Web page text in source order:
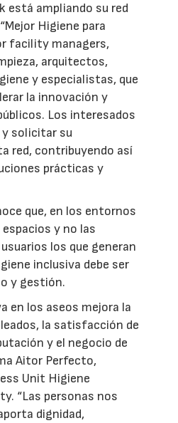
está ampliando su red
Higiene para
facility managers,
arquitectos,
y especialistas, que
la innovación y
Los interesados
solicitar su
red, contribuyendo así
prácticas y
que, en los entornos
y no las
los que generan
inclusiva debe ser
y gestión.
en los aseos mejora la
la satisfacción de
y el negocio de
Aitor Perfecto,
Unit Higiene
“Las personas nos
dignidad,